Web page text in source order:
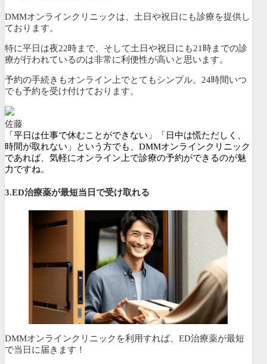
DMMオンラインクリニックは、土日や祝日にも診療を提供し
ております。
特に平日は夜22時まで、そして土日や祝日にも21時までの診
療が行われているのは非常に利便性が高いと思います。
予約の手続きもオンライン上でとてもシンプル。 24時間いつ
でも予約を受け付けております。
佐藤
「平日は仕事で休むことができない」「日中は慌ただしく、
時間が取れない」という方でも、DMMオンラインクリニック
であれば、気軽にオンライン上で診療の予約ができるのが魅
力ですね。
3.ED治療薬が最短当日で受け取れる
DMMオンラインクリニックを利用すれば、ED治療薬が最短
で当日に届きます！